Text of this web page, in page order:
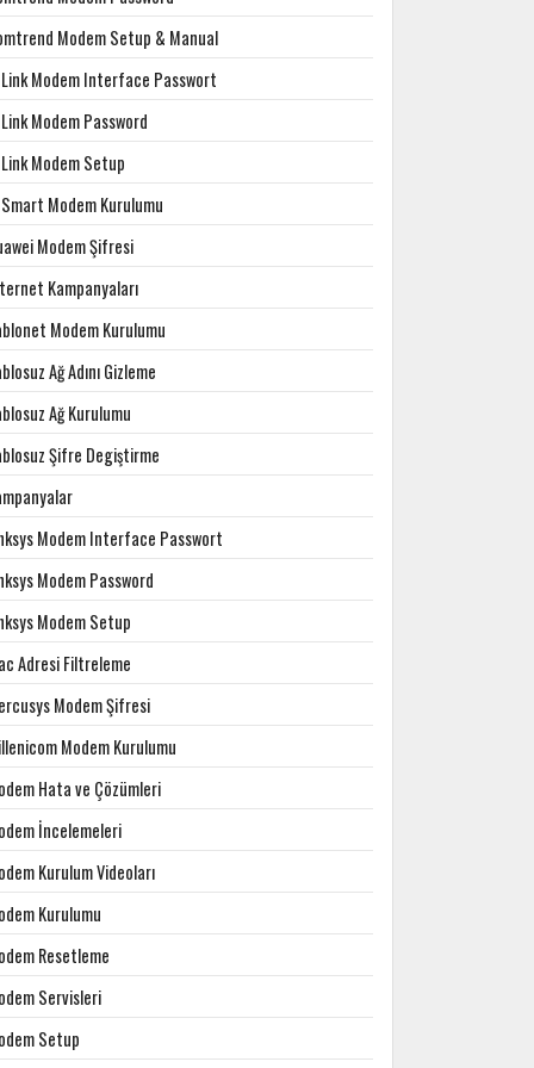
Modem Setup & Manual
Modem Interface Passwort
Modem Password
Modem Setup
Modem Kurulumu
Modem Şifresi
Kampanyaları
Modem Kurulumu
Ağ Adını Gizleme
Ağ Kurulumu
Şifre Degiştirme
Modem Interface Passwort
Modem Password
Modem Setup
Adresi Filtreleme
Modem Şifresi
Modem Kurulumu
Hata ve Çözümleri
İncelemeleri
Kurulum Videoları
Kurulumu
Resetleme
Servisleri
Setup